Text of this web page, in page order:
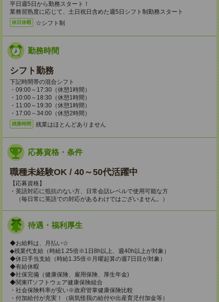
平日週5日から勤務スタート！
業務習熟度に応じて、土日祝日含めた週5日シフト制勤務スタート
休日休暇 ☆シフト制
勤務時間
シフト勤務
下記時間帯の混合シフト
・09:00～17:30（休憩1時間）
・10:00～18:30（休憩1時間）
・11:00～19:30（休憩1時間）
・17:00～34:00（休憩2時間）
残業時間 残業はほとんどありません
応募資格・条件
職種未経験OK / 40～50代活躍中
【応募資格】
・英語対応に抵抗のない方、日常会話レベルで使用可能な方
（毎日常に英語での対応があるわけではございません。）
待遇・福利厚生
◆お給料は、月払い☆
◆残業代支給（時給1.25倍※1日8h以上、週40h以上が対象）
◆休日手当支給（時給1.35倍※月曜起算の週7日目が対象）
◆有給休暇
◆社保完備（健康保険、雇用保険、厚生年金)
◆関東ITソフトウェア健康保険組合
・社会保険料率が安い※政府管掌健康保険比較
・付加給付が充実！（病気怪我の給付や出産育児付加金等）